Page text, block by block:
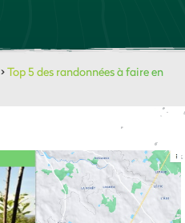
>Top 5 des randonnées à faire en